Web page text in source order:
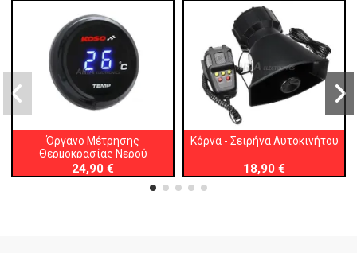
Όργανο Μέτρησης
Θερμοκρασίας Νερού
24,90 €
Κόρνα - Σειρήνα Αυτοκινήτου
18,90 €